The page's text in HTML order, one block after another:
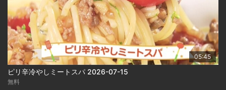
05:45
ピリ辛冷やしミートスパ 2026-07-15
無料